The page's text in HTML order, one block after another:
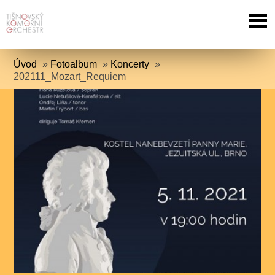
Úvod » Fotoalbum » Koncerty »
202111_Mozart_Requiem